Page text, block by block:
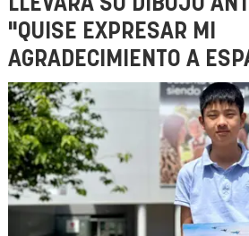
"QUISE EXPRESAR MI
AGRADECIMIENTO A